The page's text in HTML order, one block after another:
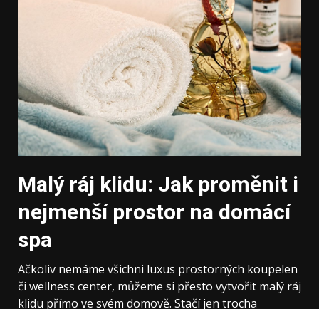
Malý ráj klidu: Jak proměnit i
nejmenší prostor na domácí
spa
Ačkoliv nemáme všichni luxus prostorných koupelen
či wellness center, můžeme si přesto vytvořit malý ráj
klidu přímo ve svém domově. Stačí jen trocha